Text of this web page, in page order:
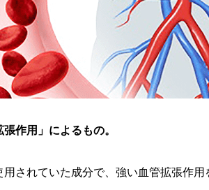
作用」によるもの。
されていた成分で、強い血管拡張作用